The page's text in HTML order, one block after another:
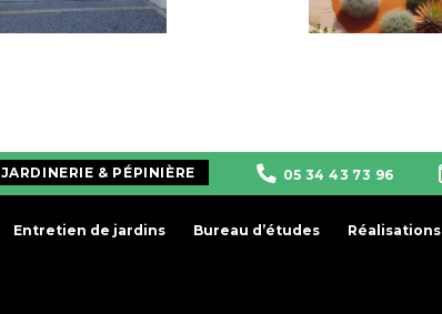
JARDINERIE & PÉPINIÈRE 05 34 43 73 96
Entretien de jardins Bureau d’études Réalisations